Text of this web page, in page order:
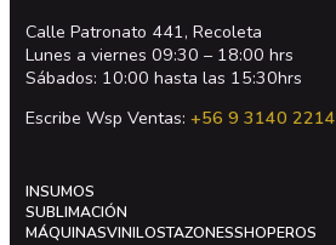
Calle Patronato 441, Recoleta
Lunes a viernes 09:30 – 18:00 hrs
Sábados: 10:00 hasta las 15:30hrs
Escribe Wsp Ventas:+56 9 3140 2214
INSUMOS
SUBLIMACIÓN
MÁQUINASVINILOSTAZONESSHOPEROS